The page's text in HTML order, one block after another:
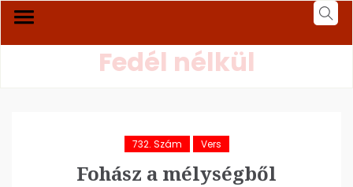
Fedél nélkül
732. Szám Vers
Fohász a mélységből